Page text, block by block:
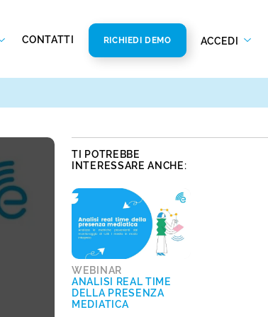
CONTATTI RICHIEDI DEMO ACCEDI
TI POTREBBE
INTERESSARE ANCHE:
WEBINAR
ANALISI REAL TIME
DELLA PRESENZA
MEDIATICA